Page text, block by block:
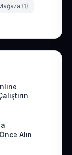
(1)
Alın